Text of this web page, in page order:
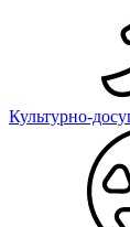
Культурно-